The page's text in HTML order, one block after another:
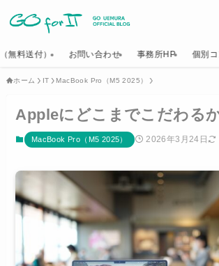
無料送付） お問い合わせ 事務所HP 個別
ホーム IT MacBook Pro（M5 2025）
Appleにどこまでこだわる
MacBook Pro（M5 2025） 2026年3月24日